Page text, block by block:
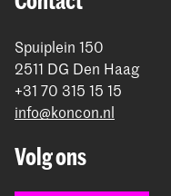
Spuiplein 150
2511 DG Den Haag
+31 70 315 15 15
info@koncon.nl
Volg ons